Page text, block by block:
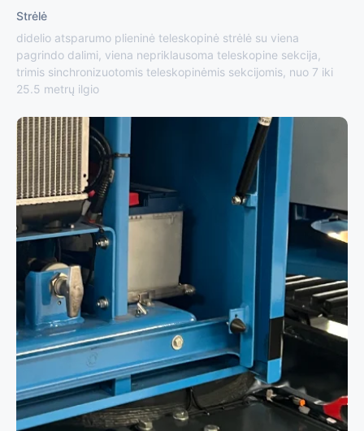
Strėlė
didelio atsparumo plieninė teleskopinė strėlė su viena
pagrindo dalimi, viena nepriklausoma teleskopine sekcija,
trimis sinchronizuotomis teleskopinėmis sekcijomis, nuo 7 iki
25.5 metrų ilgio